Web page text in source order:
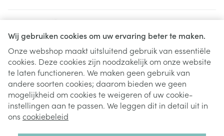
Wij gebruiken cookies om uw ervaring beter te maken.
Onze webshop maakt uitsluitend gebruik van essentiële
cookies. Deze cookies zijn noodzakelijk om onze website
te laten functioneren. We maken geen gebruik van
andere soorten cookies; daarom bieden we geen
mogelijkheid om cookies te weigeren of uw cookie-
instellingen aan te passen. We leggen dit in detail uit in
ons cookiebeleid
Juridische links